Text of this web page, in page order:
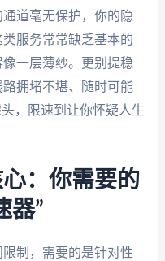
道毫无保护，你的隐
服务常常缺乏基本的
一层薄纱。更别提稳
拥堵不堪、随时可能
，限速到让你怀疑人生
：你需要的
器”
制，需要的是针对性